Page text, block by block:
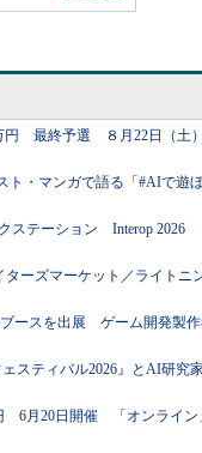
円 最終予選 ８月22日（土）
ト・マンガで語る「#AIで遊
ステーション Interop 2026
ーズマーケット／ライトニ
ブースを出展 ゲーム開発製
スティバル2026』とAI研究家
6月20日開催 「オンライン